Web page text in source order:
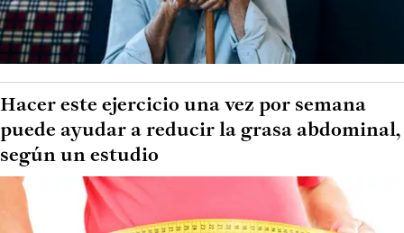
Hacer este ejercicio una vez por semana
puede ayudar a reducir la grasa abdominal,
según un estudio